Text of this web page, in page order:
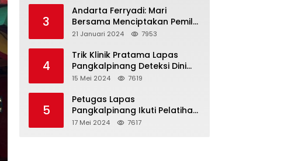
Binaan
3
Andarta Ferryadi: Mari
Bersama Menciptakan Pemilu
2024 yang Damai, Jujur dan
21 Januari 2024 7953
4
Trik Klinik Pratama Lapas
Pangkalpinang Deteksi Dini
HIV/AIDS dengan VCT Mobile
15 Mei 2024 7619
5
Petugas Lapas
Pangkalpinang Ikuti Pelatihan
Teknis Pemasyarakatan di
17 Mei 2024 7617